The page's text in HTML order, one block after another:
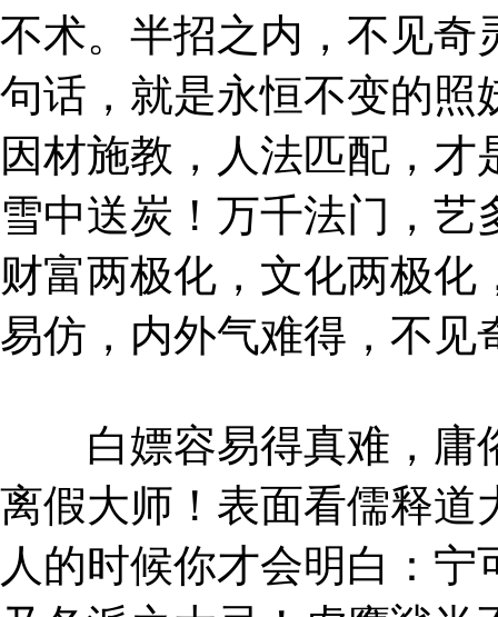
不术。半招之内，不见奇
句话，就是永恒不变的照
因材施教，人法匹配，
雪中送炭！万千法门，
财富两极化，文化两极
易仿，内外气难得，不见
白嫖容易得真难，庸
离假大师！表面看儒释道
人的时候你才会明白：